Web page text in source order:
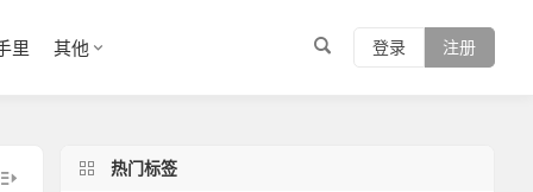
登录 注册
里 其他
热门标签